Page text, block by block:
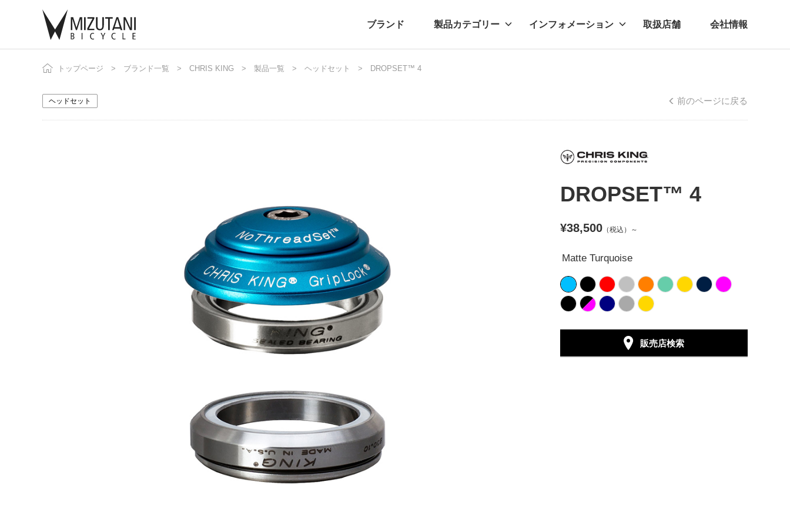
ブランド 製品カテゴリー
自転車 自転車パーツ アクセサリー
インフォメーション
ニュース プレスリリース
取扱店舗 会社情報
トップページ ブランド一覧 CHRIS KING 製品一覧 ヘッドセット DROPSET™ 4
ヘッドセット 前のページに戻る
DROPSET™ 4
¥38,500 （税込）～
Matte Turquoise
販売店検索